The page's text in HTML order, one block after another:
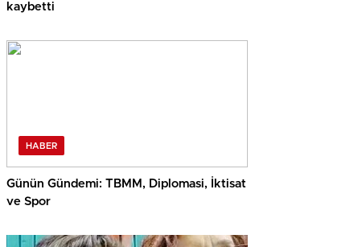
kaybetti
HABER
Günün Gündemi: TBMM, Diplomasi, İktisat
ve Spor